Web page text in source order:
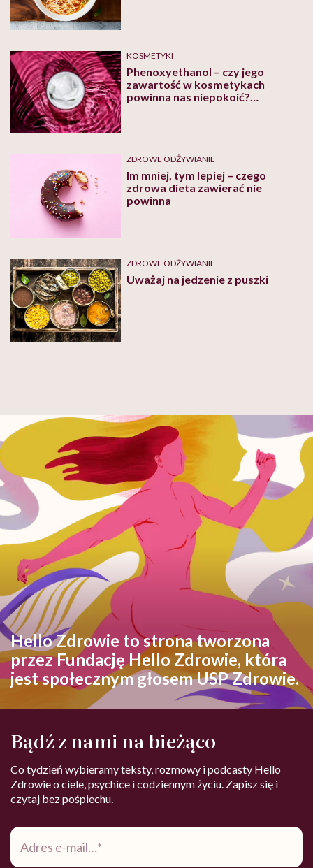
KOSMETYKI
Phenoxyethanol – czy jego
zawartość w kosmetykach
powinna nas niepokoić?
ZDROWE ODŻYWIANIE
Im mniej, tym lepiej – czego
zdrowa dieta zawierać nie
powinna
ZDROWE ODŻYWIANIE
Uważaj na jedzenie z puszki
Hello Zdrowie to strona tworzona
przez Fundację Hello Zdrowie, która
jest społecznym głosem USP Zdrowie.
Bądź z nami na bieżąco
Co tydzień wybieramy teksty, rozmowy i podcasty Hello
Zdrowie o ciele, psychice i codziennym życiu. Zapisz się i
czytaj bez pośpiechu.
Adres
mail*